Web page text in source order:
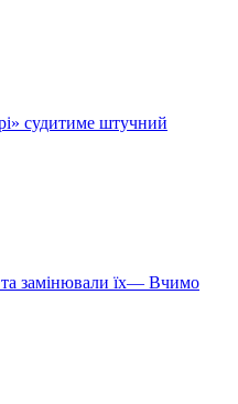
судитиме штучний
та замінювали їх— Вчимо